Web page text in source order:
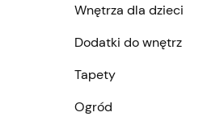
Wnętrza dla dzieci
Dodatki do wnętrz
Tapety
Ogród